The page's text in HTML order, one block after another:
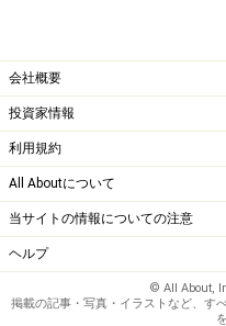
バドミントンの始め
未経験者が勘違い
選
バドミントン初心者
く解説
自分に合った選び方
会社概要
投資家情報
利用規約
All Aboutについて
当サイトの情報についての注意
ヘルプ
© All About,
掲載の記事・写真・イラストなど、す